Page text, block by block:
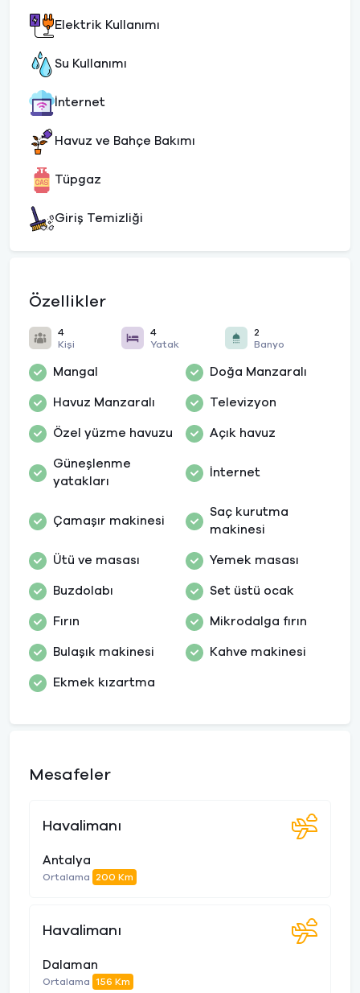
Elektrik Kullanımı
Su Kullanımı
İnternet
Havuz ve Bahçe Bakımı
Tüpgaz
Giriş Temizliği
Özellikler
4
Kişi
4
Yatak
2
Banyo
Mangal Doğa Manzaralı
Havuz Manzaralı Televizyon
Özel yüzme havuzu Açık havuz
Güneşlenme
yatakları
İnternet
Çamaşır makinesi
Saç kurutma
makinesi
Ütü ve masası Yemek masası
Buzdolabı Set üstü ocak
Fırın Mikrodalga fırın
Bulaşık makinesi Kahve makinesi
Ekmek kızartma
Mesafeler
Havalimanı
Antalya
Ortalama 200 Km
Havalimanı
Dalaman
Ortalama 156 Km